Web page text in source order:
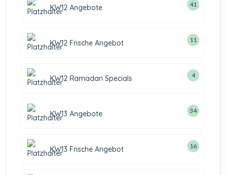
KW12 Angebote 41
KW12 Frische Angebot 11
KW12 Ramadan Specials 4
KW13 Angebote 34
KW13 Frische Angebot 16